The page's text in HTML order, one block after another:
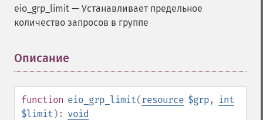
eio_grp_limit — Устанавливает предельное
количество запросов в группе
Описание
function eio_grp_limit(resource $grp,
int
$limit ): void